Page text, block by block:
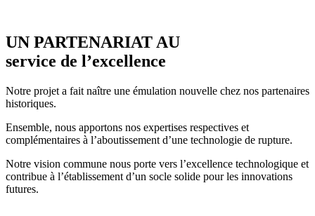
UN PARTENARIAT AU
service de l’excellence
Notre projet a fait naître une émulation nouvelle chez nos partenaires
historiques.
Ensemble, nous apportons nos expertises respectives et
complémentaires à l’aboutissement d’une technologie de rupture.
Notre vision commune nous porte vers l’excellence technologique et
contribue à l’établissement d’un socle solide pour les innovations
futures.